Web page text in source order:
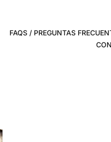
FAQS / PREGUNTAS